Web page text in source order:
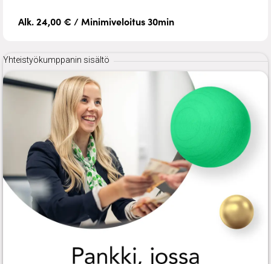
Alk. 24,00 € / Minimiveloitus 30min
Yhteistyökumppanin sisältö